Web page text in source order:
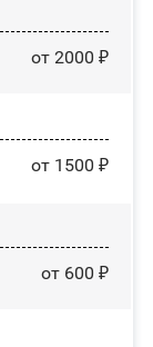
от 2000 ₽
от 1500 ₽
от 600 ₽